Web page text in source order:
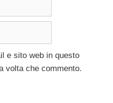
e sito web in questo
volta che commento.